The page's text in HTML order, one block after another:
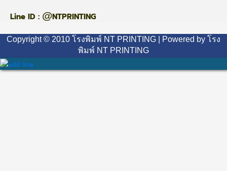
Line ID : @NTPRINTING
Copyright © 2010 โรงพิมพ์ NT PRINTING | Powered by โรง
พิมพ์ NT PRINTING